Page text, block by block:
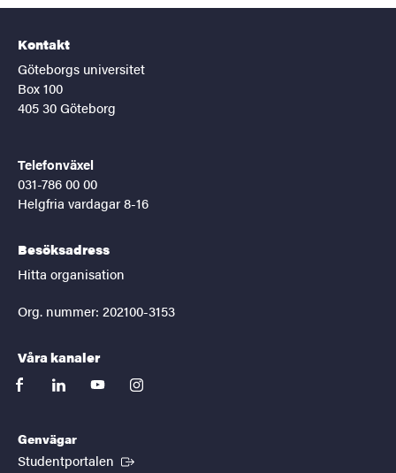
Kontakt
Göteborgs universitet
Box 100
405 30 Göteborg
Telefonväxel
031-786 00 00
Helgfria vardagar 8-16
Besöksadress
Hitta organisation
Org. nummer: 202100-3153
Våra kanaler
facebooklinkedinyoutubeinstagram
Genvägar
Studentportalen (Extern länk)